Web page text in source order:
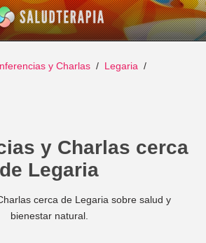
y Charlas
Legaria
y Charlas cerca
de Legaria
cerca de Legaria sobre salud y
bienestar natural.